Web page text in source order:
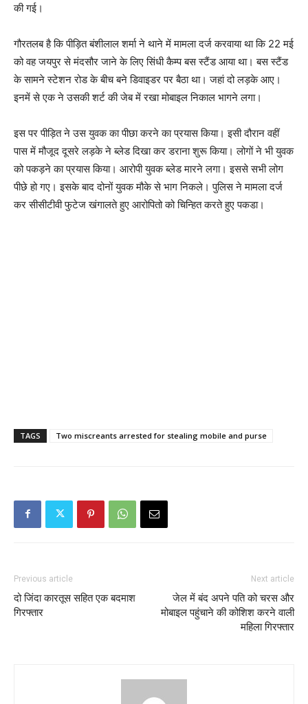
की गई।
गौरतलब है कि पीड़ित बंशीलाल शर्मा ने थाने में मामला दर्ज करवाया था कि 22 मई
को वह जयपुर से मंदसौर जाने के लिए सिंधी कैम्प बस स्टैंड आया था। बस स्टैंड
के सामने स्टेशन रोड के बीच बने डिवाइडर पर बैठा था। जहां दो लड़के आए।
इनमें से एक ने उसकी शर्ट की जेब में रखा मोबाइल निकाल भागने लगा।
इस पर पीड़ित ने उस युवक का पीछा करने का प्रयास किया। इसी दौरान वहीं
पास में मौजूद दूसरे लड़के ने ब्लेड दिखा कर डराना शुरू किया। लोगों ने भी युवक
को पकड़ने का प्रयास किया। आरोपी युवक ब्लेड मारने लगा। इससे सभी लोग
पीछे हो गए। इसके बाद दोनों युवक मौके से भाग निकले। पुलिस ने मामला दर्ज
कर सीसीटीवी फुटेज खंगालते हुए आरोपितो को चिन्हित करते हुए पकडा।
TAGS Two miscreants arrested for stealing mobile and purse
Previous article
दो जिंदा कारतूस सहित एक बदमाश
गिरफ्तार
Next article
जेल में बंद अपने पति को चरस और
मोबाइल पहुंचाने की कोशिश करने वाली
महिला गिरफ्तार